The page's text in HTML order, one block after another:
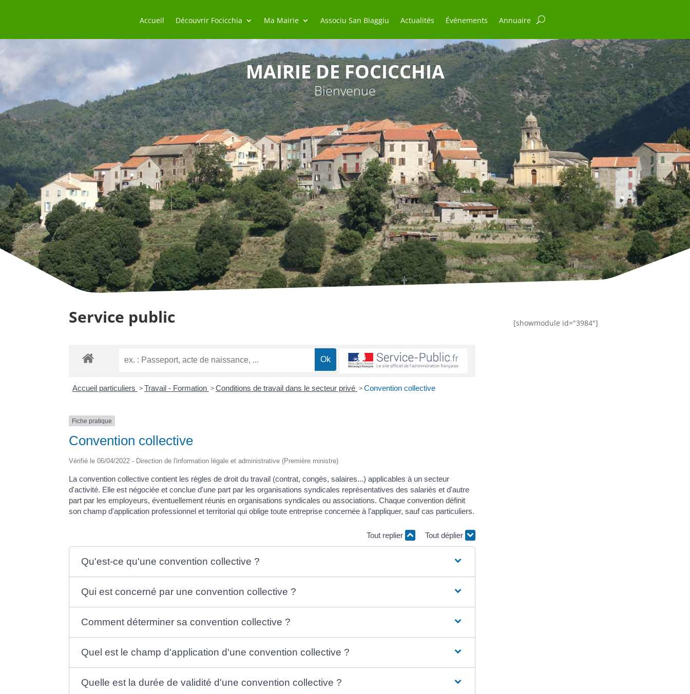
Accueil Découvrir Focicchia Ma Mairie Associu San Biaggiu Actualités Événements Annuaire
MAIRIE DE FOCICCHIA
Bienvenue
Service public
Accueil particuliers >Travail - Formation >Conditions de travail dans le secteur privé >Convention collective
Fiche pratique
Convention collective
Vérifié le 06/04/2022 - Direction de l'information légale et administrative (Première ministre)
La convention collective contient les règles de droit du travail (contrat, congés, salaires...) applicables à un secteur
d'activité. Elle est négociée et conclue d'une part par les organisations syndicales représentatives des salariés et d'autre
part par les employeurs, éventuellement réunis en organisations syndicales ou associations. Chaque convention définit
son champ d'application professionnel et territorial qui oblige toute entreprise concernée à l'appliquer, sauf cas particuliers.
Tout replier Tout déplier
Qu'est-ce qu'une convention collective ?
Qui est concerné par une convention collective ?
Comment déterminer sa convention collective ?
Quel est le champ d'application d'une convention collective ?
Quelle est la durée de validité d'une convention collective ?
[showmodule id="3984"]